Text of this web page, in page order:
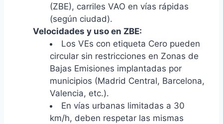
(ZBE), carriles VAO en vías rápidas
(según ciudad).
Velocidades y uso en ZBE:
Los VEs con etiqueta Cero pueden
circular sin restricciones en Zonas de
Bajas Emisiones implantadas por
municipios (Madrid Central, Barcelona,
Valencia, etc.).
En vías urbanas limitadas a 30
km/h, deben respetar las mismas